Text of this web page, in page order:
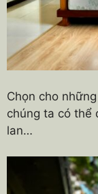
Chọn cho
chúng ta có thể
lan…